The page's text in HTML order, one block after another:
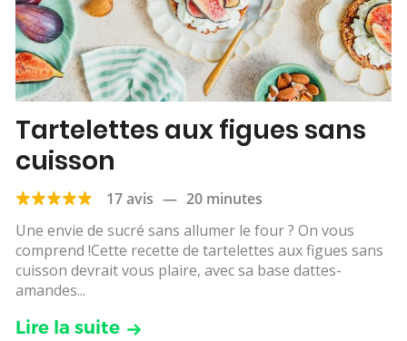
Tartelettes aux figues sans
cuisson
17 avis — 20 minutes
Une envie de sucré sans allumer le four ? On vous
comprend !Cette recette de tartelettes aux figues sans
cuisson devrait vous plaire, avec sa base dattes-
amandes...
Lire la suite